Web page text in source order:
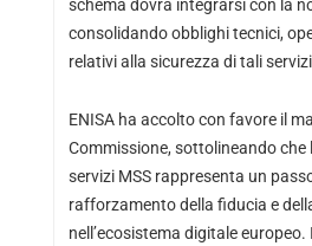
schema dovrà integrarsi con la
consolidando obblighi tecnici,
relativi alla sicurezza di tali
ENISA ha accolto con favore il
Commissione, sottolineando che
servizi MSS rappresenta un
rafforzamento della fiducia e
nell’ecosistema digitale